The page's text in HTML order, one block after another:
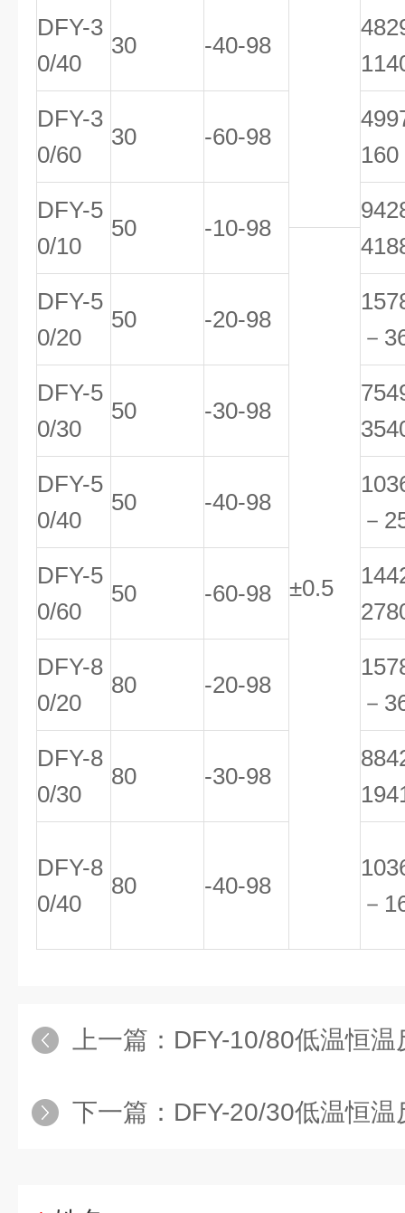
DFY-3
0/40
30 -40-98
DFY-3
0/60
30 -60-98
160
DFY-5
0/10
50 -10-98
±0.5
DFY-5
0/20
50 -20-98
－
DFY-5
0/30
50 -30-98
DFY-5
0/40
50 -40-98
－
DFY-5
0/60
50 -60-98
DFY-8
0/20
80 -20-98
－
DFY-8
0/30
80 -30-98
DFY-8
0/40
80 -40-98
－
上一篇： DFY-10/80低温恒温
下一篇： DFY-20/30低温恒温